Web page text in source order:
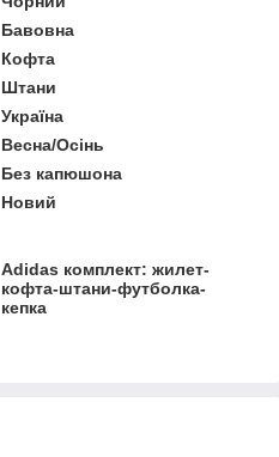
Бавовна
Кофта
Штани
Україна
Весна/Осінь
Без капюшона
Новий
Adidas комплект: жилет-
кофта-штани-футболка-
кепка